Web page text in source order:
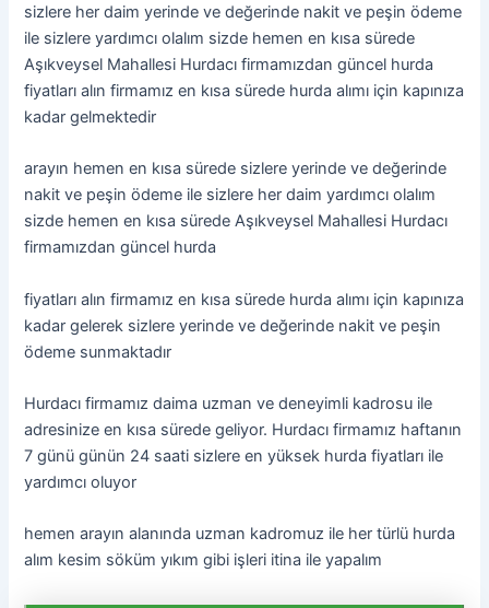
sizlere her daim yerinde ve değerinde nakit ve peşin ödeme
ile sizlere yardımcı olalım sizde hemen en kısa sürede
Aşıkveysel Mahallesi Hurdacı firmamızdan güncel hurda
fiyatları alın firmamız en kısa sürede hurda alımı için kapınıza
kadar gelmektedir
arayın hemen en kısa sürede sizlere yerinde ve değerinde
nakit ve peşin ödeme ile sizlere her daim yardımcı olalım
sizde hemen en kısa sürede Aşıkveysel Mahallesi Hurdacı
firmamızdan güncel hurda
fiyatları alın firmamız en kısa sürede hurda alımı için kapınıza
kadar gelerek sizlere yerinde ve değerinde nakit ve peşin
ödeme sunmaktadır
Hurdacı firmamız daima uzman ve deneyimli kadrosu ile
adresinize en kısa sürede geliyor. Hurdacı firmamız haftanın
7 günü günün 24 saati sizlere en yüksek hurda fiyatları ile
yardımcı oluyor
hemen arayın alanında uzman kadromuz ile her türlü hurda
alım kesim söküm yıkım gibi işleri itina ile yapalım